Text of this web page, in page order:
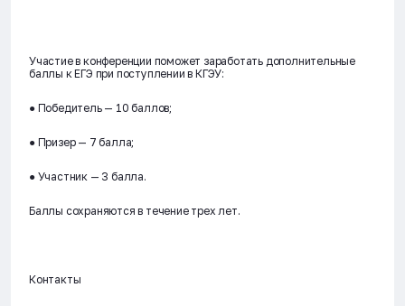
Участие в конференции поможет заработать дополнительные
баллы к ЕГЭ при поступлении в КГЭУ:
● Победитель — 10 баллов;
● Призер — 7 балла;
● Участник — 3 балла.
Баллы сохраняются в течение трех лет.
Контакты